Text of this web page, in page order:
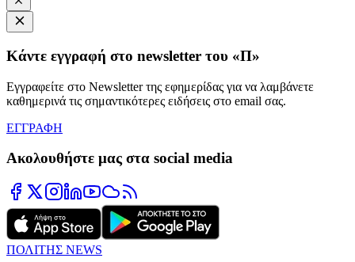
Κάντε εγγραφή στο newsletter του «Π»
Εγγραφείτε στο Newsletter της εφημερίδας για να λαμβάνετε
καθημερινά τις σημαντικότερες ειδήσεις στο email σας.
ΕΓΓΡΑΦΗ
Ακολουθήστε μας στα social media
ΠΟΛΙΤΗΣ NEWS